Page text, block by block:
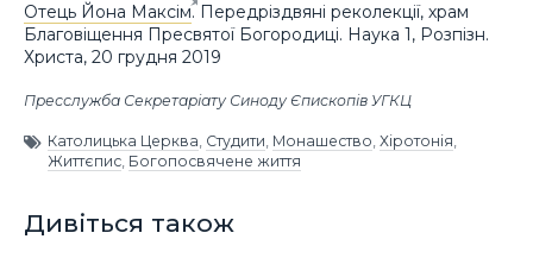
Отець Йона Максім. Передріздвяні реколекції, храм
Благовіщення Пресвятої Богородиці. Наука 1, Розпізн.
Христа, 20 грудня 2019
Пресслужба Секретаріату Синоду Єпископів УГКЦ
Католицька Церква Студити Монашество Хіротонія
Життєпис Богопосвячене життя
Дивіться також